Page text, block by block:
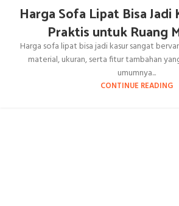
Harga Sofa Lipat Bisa Jadi
Praktis untuk Ruang
Harga sofa lipat bisa jadi kasur sangat
material, ukuran, serta fitur tambahan
umumnya...
CONTINUE READING